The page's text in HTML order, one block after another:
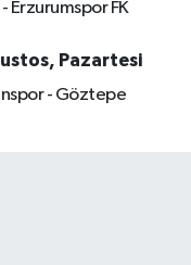
Erzurumspor FK
Pazartesi
- Göztepe